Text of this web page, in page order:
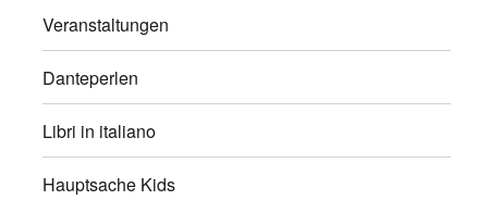
Veranstaltungen
Danteperlen
Libri in italiano
Hauptsache Kids